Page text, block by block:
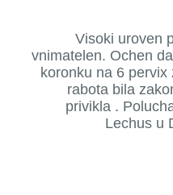
Visoki uroven
vnimatelen. Ochen
koronku na 6
rabota bila
privikla .
Lechus u